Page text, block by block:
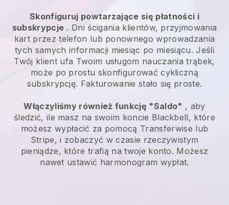
Skonfiguruj powtarzające się płatności i
subskrypcje . Dni ścigania klientów, przyjmowania
kart przez telefon lub ponownego wprowadzania
tych samych informacji miesiąc po miesiącu. Jeśli
Twój klient ufa Twoim usługom nauczania trąbek,
może po prostu skonfigurować cykliczną
subskrypcję. Fakturowanie stało się proste.
Włączyliśmy również funkcję "Saldo" , aby
śledzić, ile masz na swoim koncie Blackbell, które
możesz wypłacić za pomocą Transferwise lub
Stripe, i zobaczyć w czasie rzeczywistym
pieniądze, które trafią na twoje konto. Możesz
nawet ustawić harmonogram wypłat.